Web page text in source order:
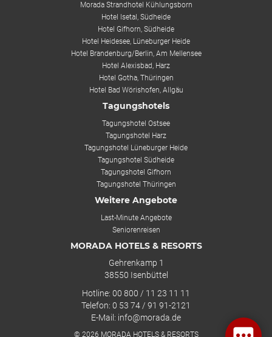
Morada Strandhotel Kühlungsborn
Hotel Isetal, Südheide
Hotel Gifhorn, Südheide
Hotel Heidesee, Lüneburger Heide
Hotel Brandenburg/Berlin, Am Mellensee
Hotel Alexisbad, Harz
Hotel Gotha, Thüringen
Hotel Bad Wörishofen, Allgäu
Tagungshotels
Tagungshotel Ostsee
Tagungshotel Harz
Tagungshotel Lüneburger Heide
Tagungshotel Südheide
Tagungshotel Gifhorn
Tagungshotel Thüringen
Weitere Angebote
Last-Minute Angebote
Seniorenreisen
MORADA HOTELS & RESORTS
Gehrenkamp 1
38550 Isenbüttel
Hotline: 00 800 / 11 23 11 11
Telefon: 0 53 74 / 91 91-2121
E-Mail: info@morada.de
© 2026 MORADA HOTELS & RESORTS